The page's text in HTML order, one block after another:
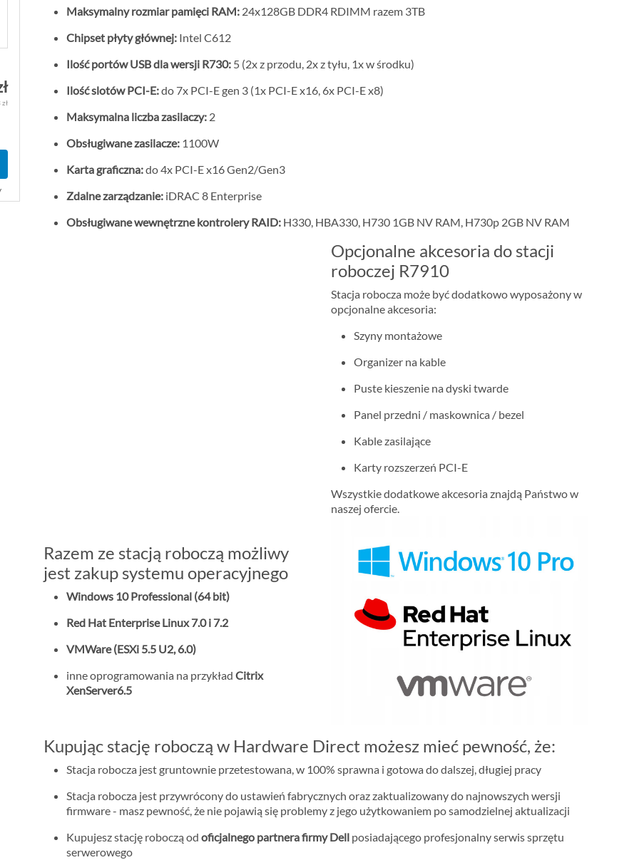
Maksymalny rozmiar pamięci RAM: 24x128GB DDR4 RDIMM razem 3TB
Chipset płyty głównej: Intel C612
Ilość portów USB dla wersji R730: 5 (2x z przodu, 2x z tyłu, 1x w środku)
Ilość slotów PCI-E:do 7x PCI-E gen 3 (1x PCI-E x16, 6x PCI-E x8)
Maksymalna liczba zasilaczy: 2
Obsługiwane zasilacze: 1100W
Karta graficzna:do 4x PCI-E x16 Gen2/Gen3
Zdalne zarządzanie: iDRAC 8 Enterprise
Obsługiwane wewnętrzne kontrolery RAID: H330, HBA330, H730 1GB NV RAM, H730p 2GB NV RAM
Opcjonalne akcesoria do stacji
roboczej R7910
Stacja robocza może być dodatkowo wyposażony w
opcjonalne akcesoria:
Szyny montażowe
Organizer na kable
Puste kieszenie na dyski twarde
Panel przedni / maskownica / bezel
Kable zasilające
Karty rozszerzeń PCI-E
Wszystkie dodatkowe akcesoria znajdą Państwo w
naszej ofercie.
Razem ze stacją roboczą możliwy
jest zakup systemu operacyjnego
Windows 10 Professional (64 bit)
Red Hat Enterprise Linux 7.0 i 7.2
VMWare (ESXi 5.5 U2, 6.0)
inne oprogramowania na przykład Citrix
XenServer6.5
Kupując stację roboczą w Hardware Direct możesz mieć pewność, że:
Stacja robocza jest gruntownie przetestowana, w 100% sprawna i gotowa do dalszej, długiej pracy
Stacja robocza jest przywrócony do ustawień fabrycznych oraz zaktualizowany do najnowszych wersji
firmware - masz pewność, że nie pojawią się problemy z jego użytkowaniem po samodzielnej aktualizacji
Kupujesz stację roboczą od oficjalnego partnera firmy Dell posiadającego profesjonalny serwis sprzętu
serwerowego